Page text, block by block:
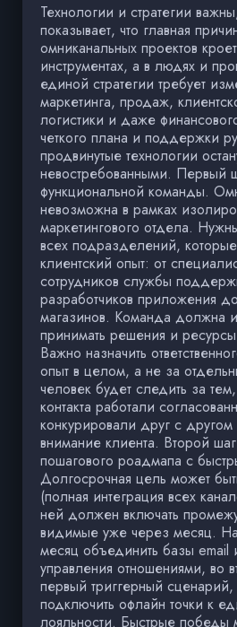
Технологии и стратегии
показывает, что главная
омниканальных проектов
инструментах, а в людях и
единой стратегии требует
маркетинга, продаж,
логистики и даже
четкого плана и поддержки
продвинутые технологии
невостребованными. Первый
функциональной команды.
невозможна в рамках
маркетингового отдела.
всех подразделений,
клиентский опыт: от
сотрудников службы
разработчиков приложения
магазинов. Команда должна
принимать решения и
Важно назначить
опыт в целом, а не за
человек будет следить за
контакта работали
конкурировали друг с
внимание клиента. Второй
пошагового роадмапа с
Долгосрочная цель может
(полная интеграция всех
ней должен включать
видимые уже через месяц.
месяц объединить базы email
управления отношениями, во
первый триггерный сценарий,
подключить офлайн точки к
лояльности. Быстрые победы